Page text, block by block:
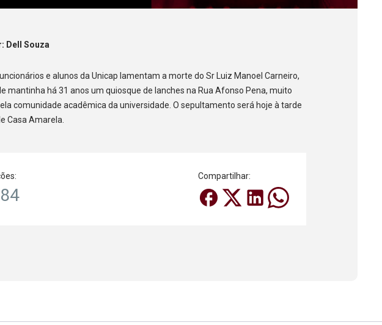
: Dell Souza
e alunos da Unicap lamentam a morte do Sr Luiz Manoel Carneiro,
mantinha há 31 anos um quiosque de lanches na Rua Afonso Pena, muito
comunidade acadêmica da universidade. O sepultamento será hoje à tarde
Casa Amarela.
Compartilhar: